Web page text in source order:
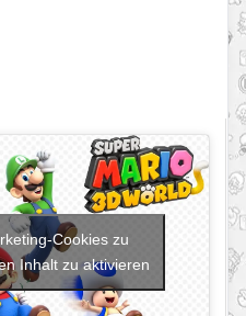
Cookies zu
Inhalt zu aktivieren